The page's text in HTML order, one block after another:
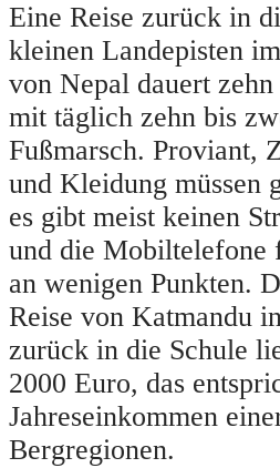
Eine Reise zurück in
kleinen Landepisten
von Nepal dauert
mit täglich zehn bis
Fußmarsch. Proviant,
und Kleidung müssen
es gibt meist keinen
und die Mobiltelefone
an wenigen Punkten.
Reise von Katmandu
zurück in die Schule
2000 Euro, das
Jahreseinkommen
Bergregionen.